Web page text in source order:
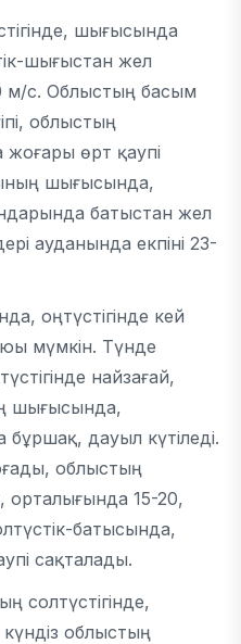
шығысында
шығыстан жел
м/с. Облыстың басым
облыстың
өрт қаупі
шығысында,
батыстан жел
ауданында екпіні 23-
оңтүстігінде кей
мүмкін. Түнде
найзағай,
шығысында,
бұршақ, дауыл күтіледі.
облыстың
орталығында 15-20,
батысында,
сақталады.
солтүстігінде,
облыстың